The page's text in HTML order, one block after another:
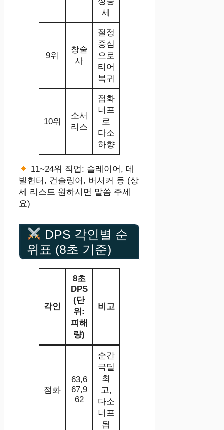
세
9위
창술
사
절정
중심
으로
티어
복귀
10위
소서
리스
점화
너프
로
다소
하향
11~24위 직업: 슬레이어, 데
빌헌터, 건슬링어, 버서커 등 (상
세 리스트 원하시면 말씀 주세
요)
DPS 각인별 순
위표 (8초 기준)
각인
8초
DPS
(단
위:
피해
량)
비고
점화
63,6
67,9
62
순간
극딜
최
고,
다소
너프
됨